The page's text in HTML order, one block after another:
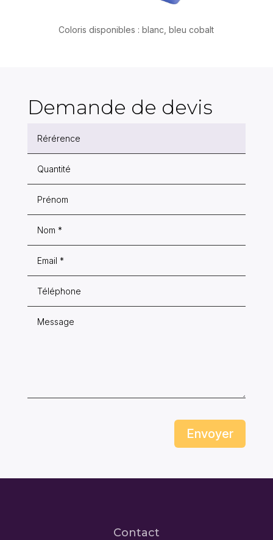
Coloris disponibles : blanc, bleu cobalt
Demande de devis
Envoyer
Contact